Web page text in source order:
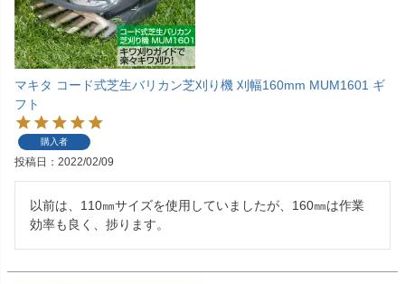
マキタ コード式芝生バリカン芝刈り機 刈幅160mm MUM1601 ギ
フト
購入者
投稿日 2022/02/09
以前は、110㎜サイズを使用していましたが、160㎜は作業
効率も良く、捗ります。